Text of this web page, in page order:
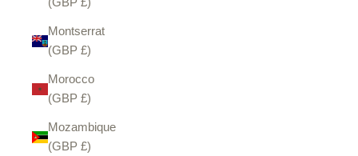
Montserrat
(GBP £)
Morocco
(GBP £)
Mozambique
(GBP £)